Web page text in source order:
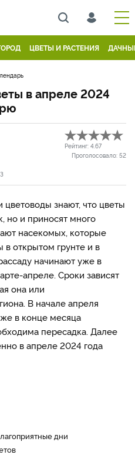
ЦВЕТЫ И РАСТЕНИЯ
в апреле 2024
Рейтинг: 4.67
Проголосовало: 52
знают, что цветы
но и приносят много
насекомых, которые
открытом грунте и в
начинают уже в
апреле. Сроки зависят
она или
В начале апреля
в конце месяца
пересадка. Далее
в апреле 2024 года
дни